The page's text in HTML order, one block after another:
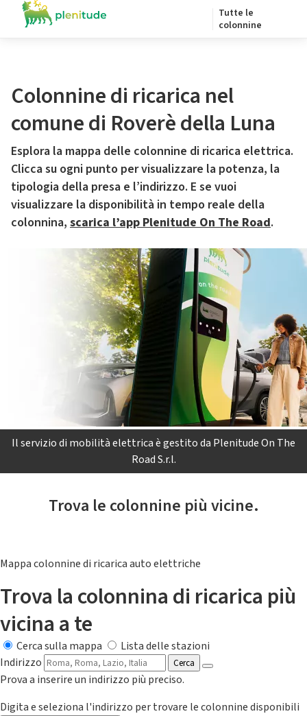
Tutte le
colonnine
Colonnine di ricarica nel
comune di Roverè della Luna
Esplora la mappa delle colonnine di ricarica elettrica.
Clicca su ogni punto per visualizzare la potenza, la
tipologia della presa e l’indirizzo. E se vuoi
visualizzare la disponibilità in tempo reale della
colonnina, scarica l’app Plenitude On The Road.
Il servizio di mobilità elettrica è gestito da Plenitude On The
Road S.r.l.
Trova le colonnine più vicine.
Mappa colonnine di ricarica auto elettriche
Trova la colonnina di ricarica più
vicina a te
Cerca sulla mappa
Lista delle stazioni
Indirizzo
Cerca
Prova a inserire un indirizzo più preciso.
Digita e seleziona l'indirizzo per trovare le colonnine disponibili